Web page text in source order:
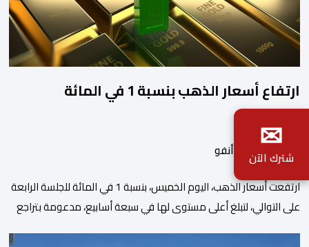
ارتفاع أسعار الذهب بنسبة 1 في المائة
بواسطة أحداث.أنفو
ارتفعت أسعار الذهب، اليوم الخميس، بنسبة 1 في المائة للجلسة الرابعة
على التوالي، لتبلغ أعلى مستوى لها في سبعة أسابيع، مدعومة بتراجع
✉
شترك الآن